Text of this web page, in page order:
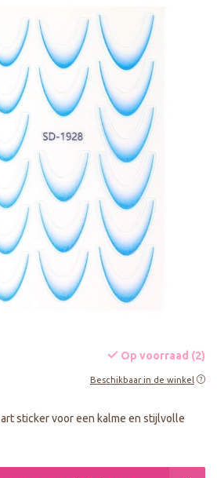
Op voorraad (2)
Beschikbaar in de winkel
sticker voor een kalme en stijlvolle